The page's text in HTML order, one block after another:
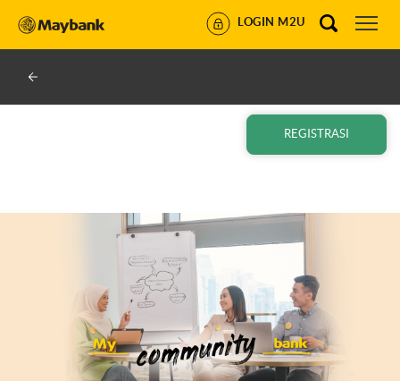
LOGIN M2U
REGISTRASI